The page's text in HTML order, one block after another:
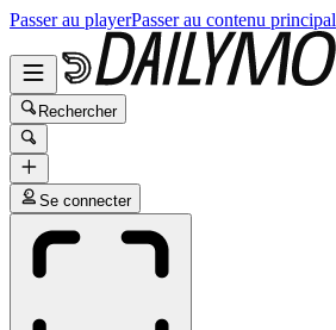
Passer au playerPasser au contenu principal
Rechercher
Se connecter